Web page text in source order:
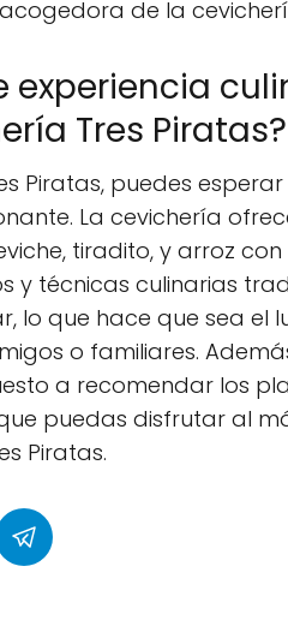
de la
experiencia
Tres Piratas?
Piratas, puedes
La cevichería
tiradito, y arroz
y técnicas culinarias
lo que hace que sea
o familiares.
a recomendar los
puedas disfrutar al
Piratas.